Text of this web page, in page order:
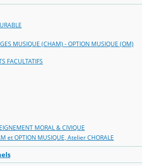
MUSIQUE (CHAM) - OPTION MUSIQUE (OM)
FACULTATIFS
MORAL & CIVIQUE
et OPTION MUSIQUE, Atelier CHORALE